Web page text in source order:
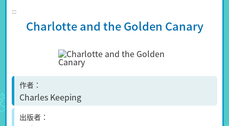
:::
Charlotte and the Golden Canary
作者
Charles Keeping
出版者